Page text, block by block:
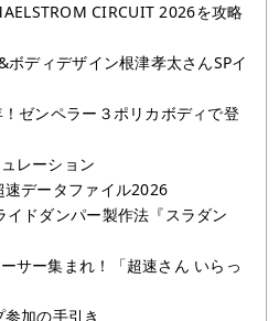
CIRCUIT 2026を攻略
ボディデザイン根津孝太さんSPイ
ゼンペラー３ポリカボディで登
レーション
速データファイル2026
イドダンパー製作法『スラダン
サー集まれ！「超速さん いらっ
加の手引き